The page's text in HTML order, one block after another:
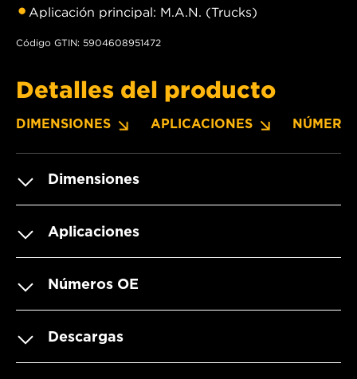
Aplicación principal: M.A.N. (Trucks)
Código GTIN: 5904608951472
Detalles del producto
DIMENSIONES APLICACIONES
Dimensiones
Aplicaciones
Números OE
Descargas